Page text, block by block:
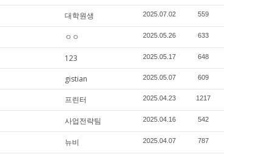
대학원생 2025.07.02 559
ㅇㅇ 2025.05.26 633
123 2025.05.17 648
gistian 2025.05.07 609
프린터 2025.04.23 1217
사업전략팀 2025.04.16 542
뉴비 2025.04.07 787